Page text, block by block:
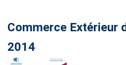
Commerce Extérieur
2014